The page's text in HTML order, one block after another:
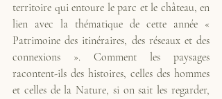
territoire qui entoure le parc et le château, en
lien avec la thématique de cette année «
Patrimoine des itinéraires, des réseaux et des
connexions ». Comment les paysages
racontent-ils des histoires, celles des hommes
et celles de la Nature, si on sait les regarder,